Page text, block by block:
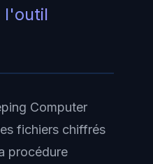
l'outil
Computer
fichiers chiffrés
procédure